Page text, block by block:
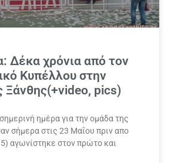
Δέκα χρόνια από τον
Κυπέλλου στην
Ξάνθης(+video, pics)
σημερινή ημέρα για την ομάδα της
σήμερα στις 23 Μαΐου πριν απο
αγωνίστηκε στον πρώτο και